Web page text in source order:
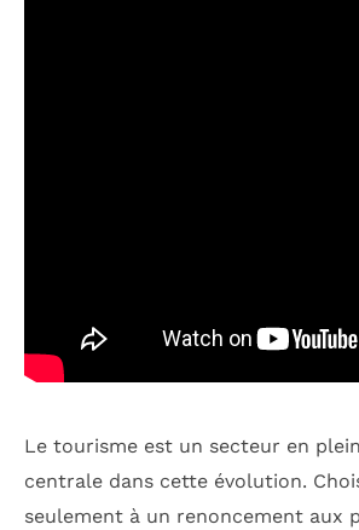
Le tourisme est un secteur en
centrale dans cette évolution.
seulement à un renoncement aux